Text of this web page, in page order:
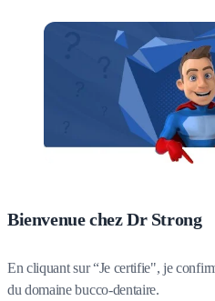
Bienvenue chez Dr Strong
En cliquant sur “Je certifie", je
du domaine bucco-dentaire.